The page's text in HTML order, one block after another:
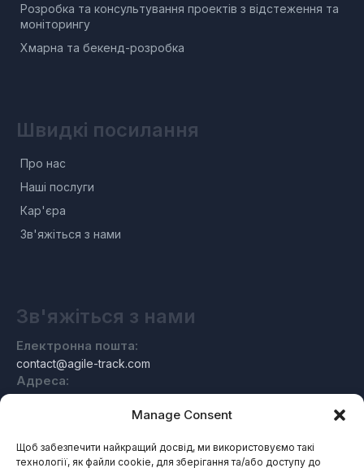
Manage Consent
Щоб забезпечити найкращий досвід, ми використовуємо такі
технології, як файли cookie, для зберігання та/або доступу до
Розробка та консультування проектів з відстеження та
моніторингу
Хмарна та бекенд-розробка
Швидкі посилання
Про нас
Наші послуги
Кар'єра
Зв'яжіться з нами
Зв'яжіться з нами
Електронна пошта:
contact@agile-track.com
Адреса:
Індустріаштрассе 11, 97078 Вюрцбург, Німеччина